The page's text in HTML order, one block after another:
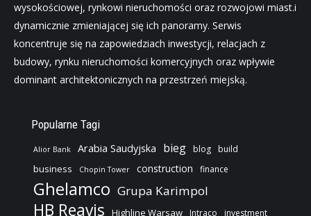
wysokościowej, rynkowi nieruchomości oraz rozwojowi miast.i
dynamicznie zmieniającej się ich panoramy. Serwis
koncentruje się na zapowiedziach inwestycji, relacjach z
budowy, rynku nieruchomości komercyjnych oraz wpływie
dominant architektonicznych na przestrzeń miejską.
Popularne Tagi
Alior Bank Arabia Saudyjska bieg blog build
business Chopin Tower construction finance
Ghelamco Grupa Karimpol
HB Reavis Highline Warsaw Intraco investment